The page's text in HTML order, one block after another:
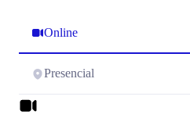
Online
Presencial